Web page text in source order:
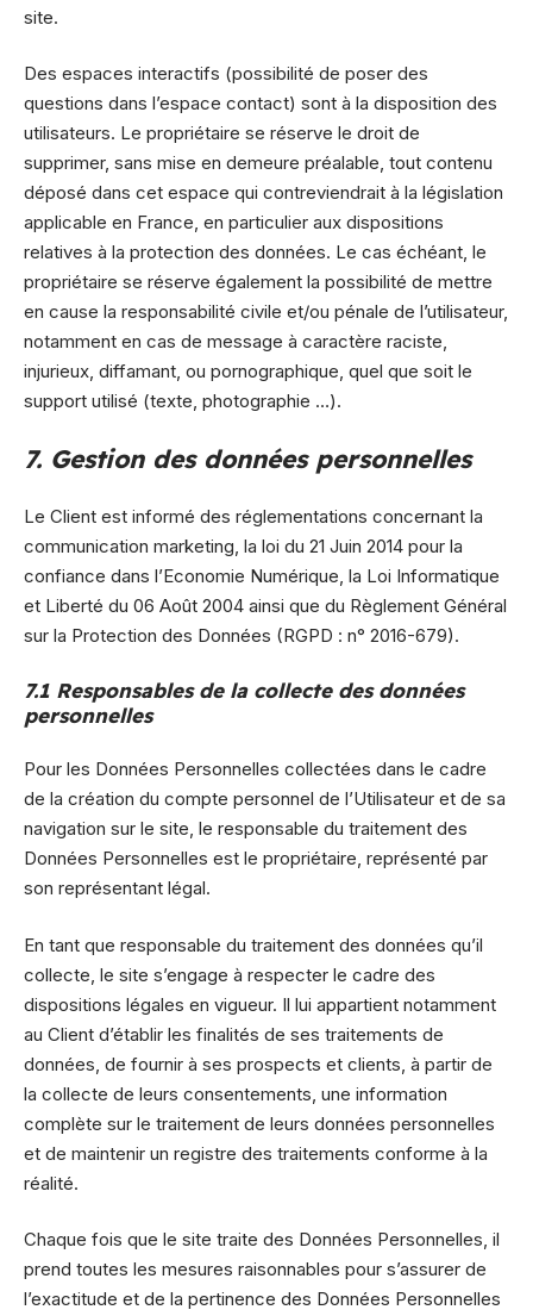
site.
Des espaces interactifs (possibilité de poser des
questions dans l’espace contact) sont à la disposition des
utilisateurs. Le propriétaire se réserve le droit de
supprimer, sans mise en demeure préalable, tout contenu
déposé dans cet espace qui contreviendrait à la législation
applicable en France, en particulier aux dispositions
relatives à la protection des données. Le cas échéant, le
propriétaire se réserve également la possibilité de mettre
en cause la responsabilité civile et/ou pénale de l’utilisateur,
notamment en cas de message à caractère raciste,
injurieux, diffamant, ou pornographique, quel que soit le
support utilisé (texte, photographie …).
7. Gestion des données personnelles
Le Client est informé des réglementations concernant la
communication marketing, la loi du 21 Juin 2014 pour la
confiance dans l’Economie Numérique, la Loi Informatique
et Liberté du 06 Août 2004 ainsi que du Règlement Général
sur la Protection des Données (RGPD : n° 2016-679).
7.1 Responsables de la collecte des données
personnelles
Pour les Données Personnelles collectées dans le cadre
de la création du compte personnel de l’Utilisateur et de sa
navigation sur le site, le responsable du traitement des
Données Personnelles est le propriétaire, représenté par
son représentant légal.
En tant que responsable du traitement des données qu’il
collecte, le site s’engage à respecter le cadre des
dispositions légales en vigueur. Il lui appartient notamment
au Client d’établir les finalités de ses traitements de
données, de fournir à ses prospects et clients, à partir de
la collecte de leurs consentements, une information
complète sur le traitement de leurs données personnelles
et de maintenir un registre des traitements conforme à la
réalité.
Chaque fois que le site traite des Données Personnelles, il
prend toutes les mesures raisonnables pour s’assurer de
l’exactitude et de la pertinence des Données Personnelles